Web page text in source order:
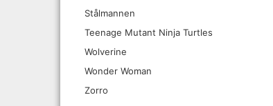
Stålmannen
Teenage Mutant Ninja Turtles
Wolverine
Wonder Woman
Zorro